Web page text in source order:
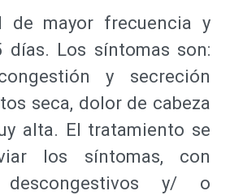
de mayor frecuencia y
días. Los síntomas son:
y secreción
seca, dolor de cabeza
alta. El tratamiento se
los síntomas, con
descongestivos y/ o